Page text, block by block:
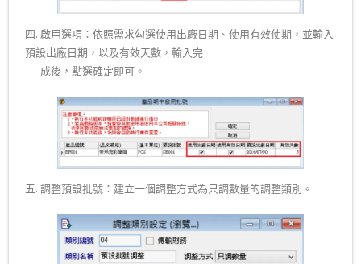
四. 啟用選項：依照需求勾選使用出廠日期、使用有效使期，並輸入
預設出廠日期，以及有效天數，輸入完
成後，點選確定即可。
五. 調整預設批號：建立一個調整方式為只調數量的調整類別。